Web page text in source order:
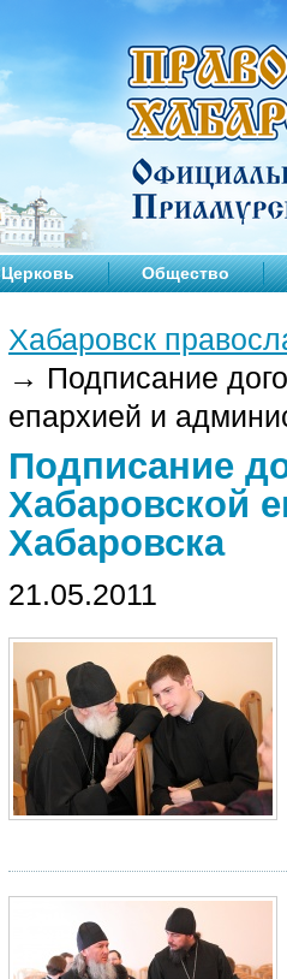
Церковь Общество
Хабаровск
→ Подписание
епархией и
Подписание
Хабаровской
Хабаровска
21.05.2011